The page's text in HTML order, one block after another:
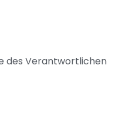
des Verantwortlichen